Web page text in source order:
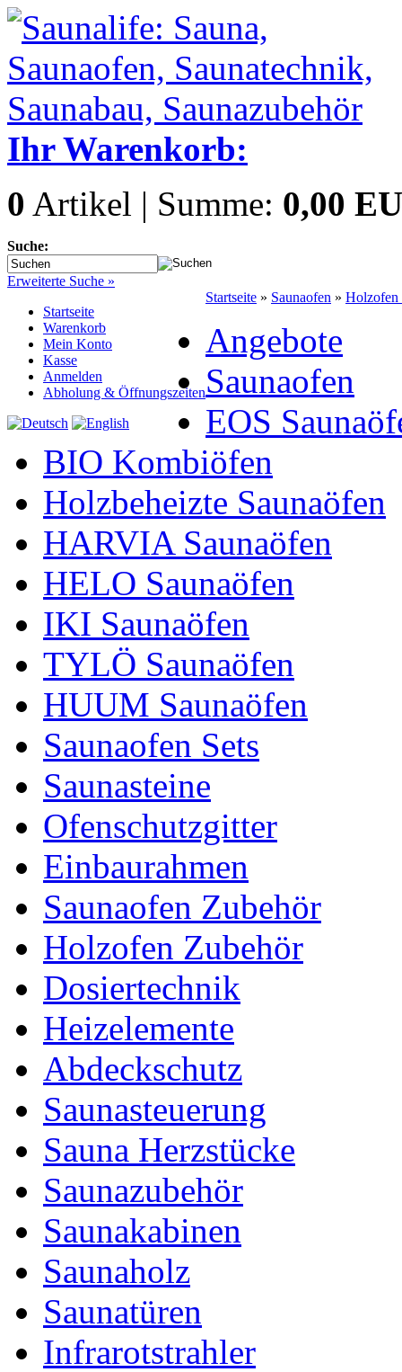
Ihr Warenkorb:
0 Artikel | Summe: 0,00
Suche:
Erweiterte Suche »
Startseite
Warenkorb
Mein Konto
Kasse
Anmelden
Abholung & Öffnungszeiten
Startseite » Saunaofen » Holzofen
Angebote
Saunaofen
EOS
BIO Kombiöfen
Holzbeheizte Saunaöfen
HARVIA Saunaöfen
HELO Saunaöfen
IKI Saunaöfen
TYLÖ Saunaöfen
HUUM Saunaöfen
Saunaofen Sets
Saunasteine
Ofenschutzgitter
Einbaurahmen
Saunaofen Zubehör
Holzofen Zubehör
Dosiertechnik
Heizelemente
Abdeckschutz
Saunasteuerung
Sauna Herzstücke
Saunazubehör
Saunakabinen
Saunaholz
Saunatüren
Infrarotstrahler